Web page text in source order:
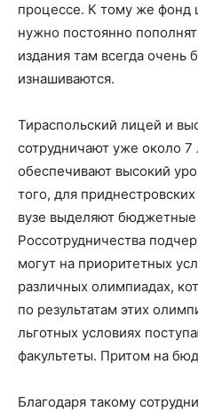
процессе. К тому же фонд
нужно постоянно
издания там всегда
изнашиваются.
Тираспольский лицей и
сотрудничают уже около 7
обеспечивают высокий
того, для
вузе выделяют
Россотрудничества
могут на приоритетных
различных олимпиадах,
по результатам этих
льготных условиях
факультеты. Притом на
Благодаря такому